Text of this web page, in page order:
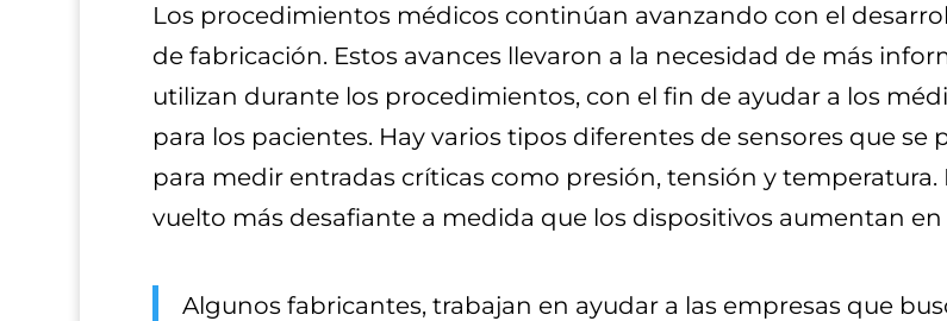
Los procedimientos médicos continúan avanzando con el
de fabricación. Estos avances llevaron a la necesidad de más
utilizan durante los procedimientos, con el fin de ayudar a los
para los pacientes. Hay varios tipos diferentes de sensores que
para medir entradas críticas como presión, tensión y temperatura.
vuelto más desafiante a medida que los dispositivos aumentan
Algunos fabricantes, trabajan en ayudar a las empresas que